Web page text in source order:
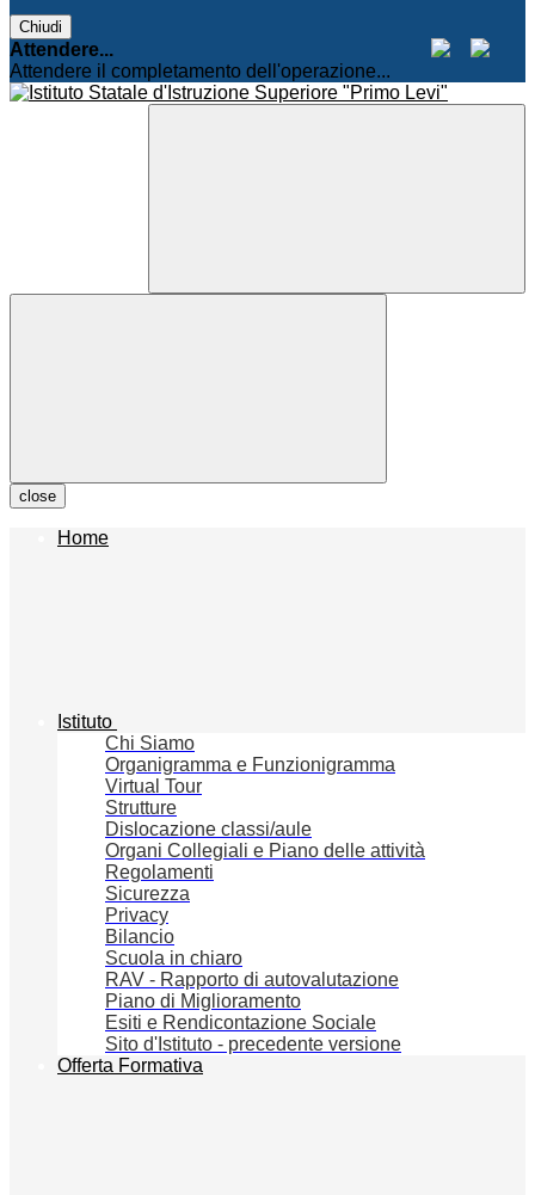
Chiudi
Attendere...
Attendere il completamento dell'operazione...
close
Home
Istituto
Chi Siamo
Organigramma e Funzionigramma
Virtual Tour
Strutture
Dislocazione classi/aule
Organi Collegiali e Piano delle attività
Regolamenti
Sicurezza
Privacy
Bilancio
Scuola in chiaro
RAV - Rapporto di autovalutazione
Piano di Miglioramento
Esiti e Rendicontazione Sociale
Sito d'Istituto - precedente versione
Offerta Formativa